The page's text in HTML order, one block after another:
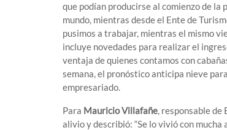
que podían producirse al comienzo de la
mundo, mientras desde el Ente de
pusimos a trabajar, mientras el mismo
incluye novedades para realizar el
ventaja de quienes contamos con
semana, el pronóstico anticipa nieve
empresariado.
Para Mauricio Villafañe, responsable de
alivio y describió: “Se lo vivió con